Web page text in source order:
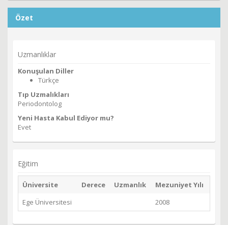
Özet
Uzmanlıklar
Konuşulan Diller
Türkçe
Tıp Uzmalıkları
Periodontolog
Yeni Hasta Kabul Ediyor mu?
Evet
Eğitim
Üniversite Derece Uzmanlık
Mezuniyet Yılı
Ege Üniversitesi
2008